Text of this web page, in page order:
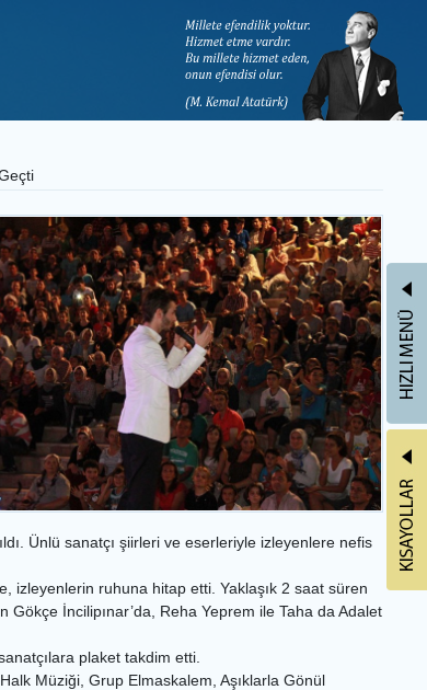
Ünlü sanatçı şiirleri ve eserleriyle izleyenlere nefis
izleyenlerin ruhuna hitap etti. Yaklaşık 2 saat süren
İncilipınar’da, Reha Yeprem ile Taha da Adalet
plaket takdim etti.
Müziği, Grup Elmaskalem, Aşıklarla Gönül